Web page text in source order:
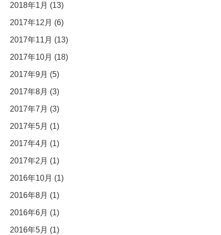
2018年1月 (13)
2017年12月 (6)
2017年11月 (13)
2017年10月 (18)
2017年9月 (5)
2017年8月 (3)
2017年7月 (3)
2017年5月 (1)
2017年4月 (1)
2017年2月 (1)
2016年10月 (1)
2016年8月 (1)
2016年6月 (1)
2016年5月 (1)